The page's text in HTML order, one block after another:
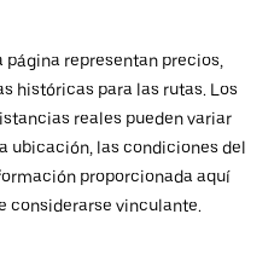
página representan precios,
históricas para las rutas. Los
reales pueden variar
ubicación, las condiciones del
proporcionada aquí
considerarse vinculante.